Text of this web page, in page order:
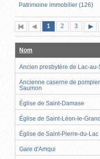
Patrimoine immobilier (126)
Première
page
Page
précédente
Page
1 (page
actuelle)
Page
2 Page
3
Nom
Ancien presbytère de Lac-au-
Ancienne caserne de
Saumon
Église de Saint-Damase
Église de Saint-Léon-le-Grand
Église de Saint-Pierre-du-Lac
Gare d'Amqui